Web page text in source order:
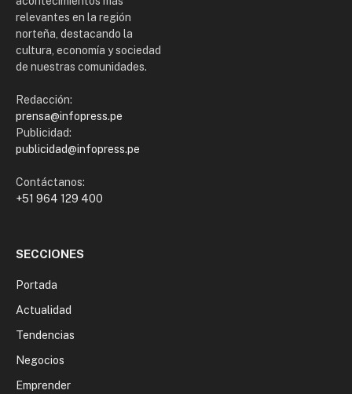
relevantes en la región
norteña, destacando la
cultura, economía y sociedad
de nuestras comunidades.
Redacción:
prensa@infopress.pe
Publicidad:
publicidad@infopress.pe
Contáctanos:
+51 964 129 400
SECCIONES
Portada
Actualidad
Tendencias
Negocios
Emprender